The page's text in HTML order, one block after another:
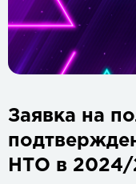
Заявка на
НТО в 2024/